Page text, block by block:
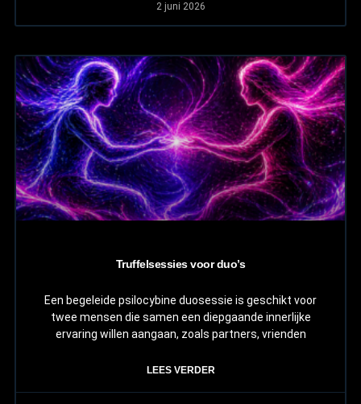
2 juni 2026
Truffelsessies voor duo’s
Een begeleide psilocybine duosessie is geschikt voor
twee mensen die samen een diepgaande innerlijke
ervaring willen aangaan, zoals partners, vrienden
LEES VERDER